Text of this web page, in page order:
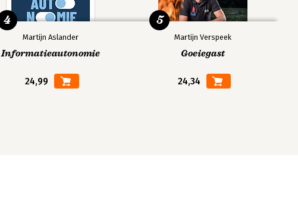
Martijn Aslander
Informatieautonomie
24,99
4
Martijn Verspeek
Goeiegast
24,34
5